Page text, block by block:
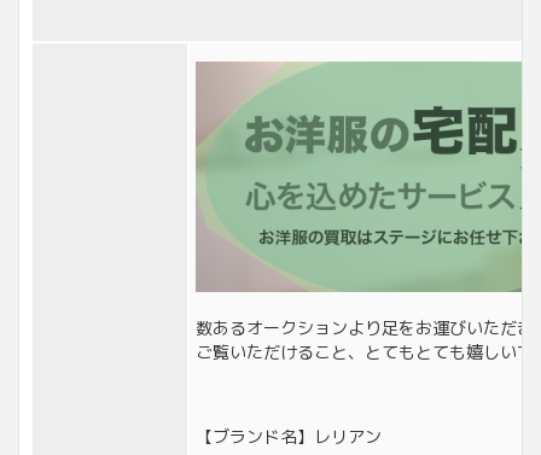
数あるオークションより足をお運びいただ
ご覧いただけること、とてもとても嬉しいで
【ブランド名】レリアン